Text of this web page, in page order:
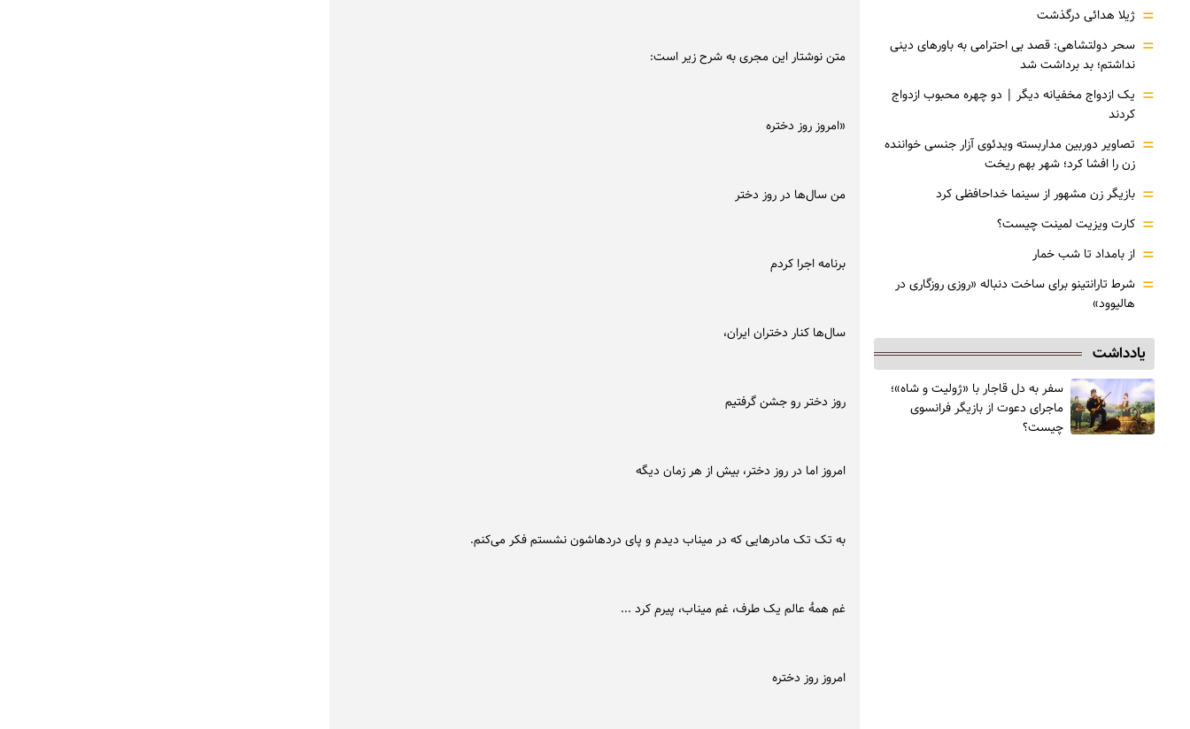
متن نوشتار این مجری به شرح زیر است:
«امروز روز دختره
من سال‌ها در روز دختر
برنامه اجرا کردم
سال‌ها کنار دختران ایران،
روز دختر رو جشن گرفتیم
امروز اما در روز دختر، بیش از هر زمان دیگه
به تک تک مادرهایی که در میناب دیدم و پای دردهاشون نشستم فکر می‌کنم.
غم همۀ عالم یک طرف، غم میناب، پیرم کرد ...
امروز روز دختره
= ژیلا هدائی درگذشت
= سحر دولتشاهی: قصد بی احترامی به باورهای دینی
نداشتم؛ بد برداشت شد
= یک ازدواج مخفیانه دیگر | دو چهره محبوب ازدواج
کردند
= تصاویر دوربین مداربسته ویدئوی آزار جنسی خواننده
زن را افشا کرد؛ شهر بهم ریخت
= بازیگر زن مشهور از سینما خداحافظی کرد
= کارت ویزیت لمینت چیست؟
= از بامداد تا شب خمار
= شرط تارانتینو برای ساخت دنباله «روزی روزگاری در
هالیوود»
یادداشت
سفر به دل قاجار با «ژولیت و شاه»؛
ماجرای دعوت از ‌بازیگر فرانسوی
چیست؟